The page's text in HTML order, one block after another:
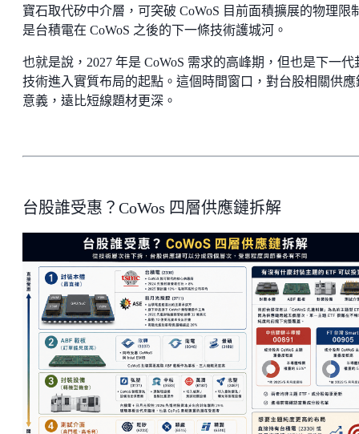
寶石取代矽中介層，可突破 CoWoS 目前面積擴展的物理限
是台積電在 CoWoS 之後的下一條技術護城河。
也就是說，2027 年是 CoWoS 需求的高峰期，但也是下一代
技術進入實質布局的起點。這個時間窗口，對台股相關供應
意義，遠比短線題材更深。
台股誰受惠？CoWos 四層供應鏈拆解